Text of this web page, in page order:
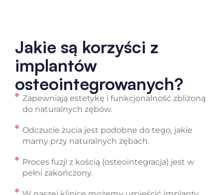
Jakie są korzyści z
implantów
osteointegrowanych?
Zapewniają estetykę i funkcjonalność zbliżoną
do naturalnych zębów.
Odczucie żucia jest podobne do tego, jakie
mamy przy naturalnych zębach.
Proces fuzji z kością (osteointegracja) jest w
pełni zakończony.